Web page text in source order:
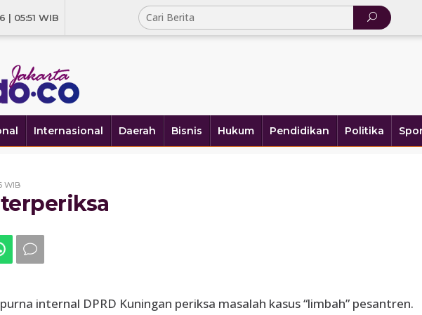
05:51 WIB
Internasional Daerah Bisnis Hukum Pendidikan Politika
WIBOleh
Mimbarrakyat
internal DPRD Kuningan periksa masalah kasus “limbah” pesantren.